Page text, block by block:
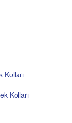
Kolları
Kolları